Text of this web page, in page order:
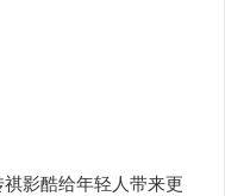
影酷给年轻人带来更